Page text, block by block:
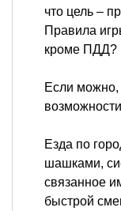
что цель –
Правила
кроме ПДД?
Если можно,
Езда по
шашками,
связанное
быстрой